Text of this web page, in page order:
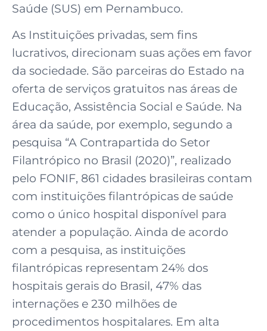
Saúde (SUS) em Pernambuco.
As Instituições privadas, sem fins
lucrativos, direcionam suas ações em favor
da sociedade. São parceiras do Estado na
oferta de serviços gratuitos nas áreas de
Educação, Assistência Social e Saúde. Na
área da saúde, por exemplo, segundo a
pesquisa “A Contrapartida do Setor
Filantrópico no Brasil (2020)”, realizado
pelo FONIF, 861 cidades brasileiras contam
com instituições filantrópicas de saúde
como o único hospital disponível para
atender a população. Ainda de acordo
com a pesquisa, as instituições
filantrópicas representam 24% dos
hospitais gerais do Brasil, 47% das
internações e 230 milhões de
procedimentos hospitalares. Em alta